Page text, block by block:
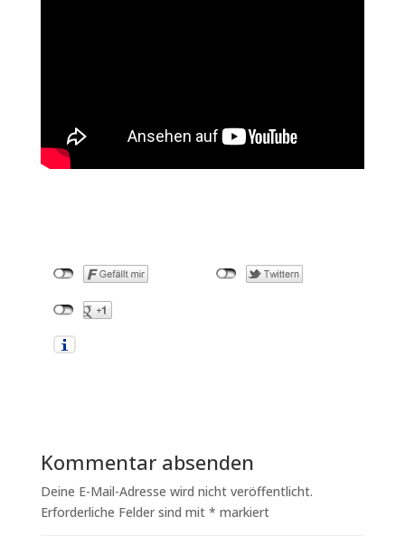
Kommentar absenden
Deine E-Mail-Adresse wird nicht veröffentlicht.
Erforderliche Felder sind mit * markiert